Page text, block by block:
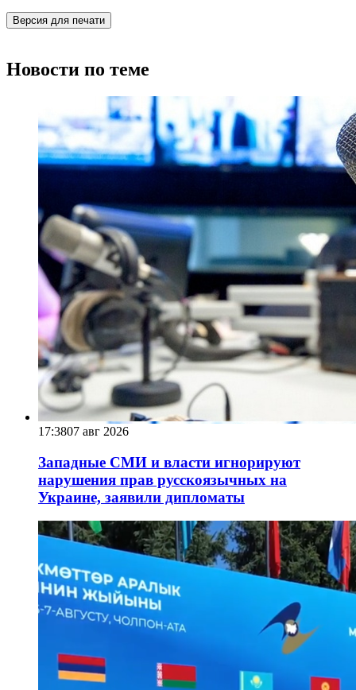
Версия для печати
Новости по теме
17:3807 авг 2026
Западные СМИ и власти игнорируют
нарушения прав русскоязычных на
Украине, заявили дипломаты